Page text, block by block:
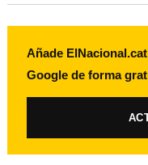
Añade
Google de forma